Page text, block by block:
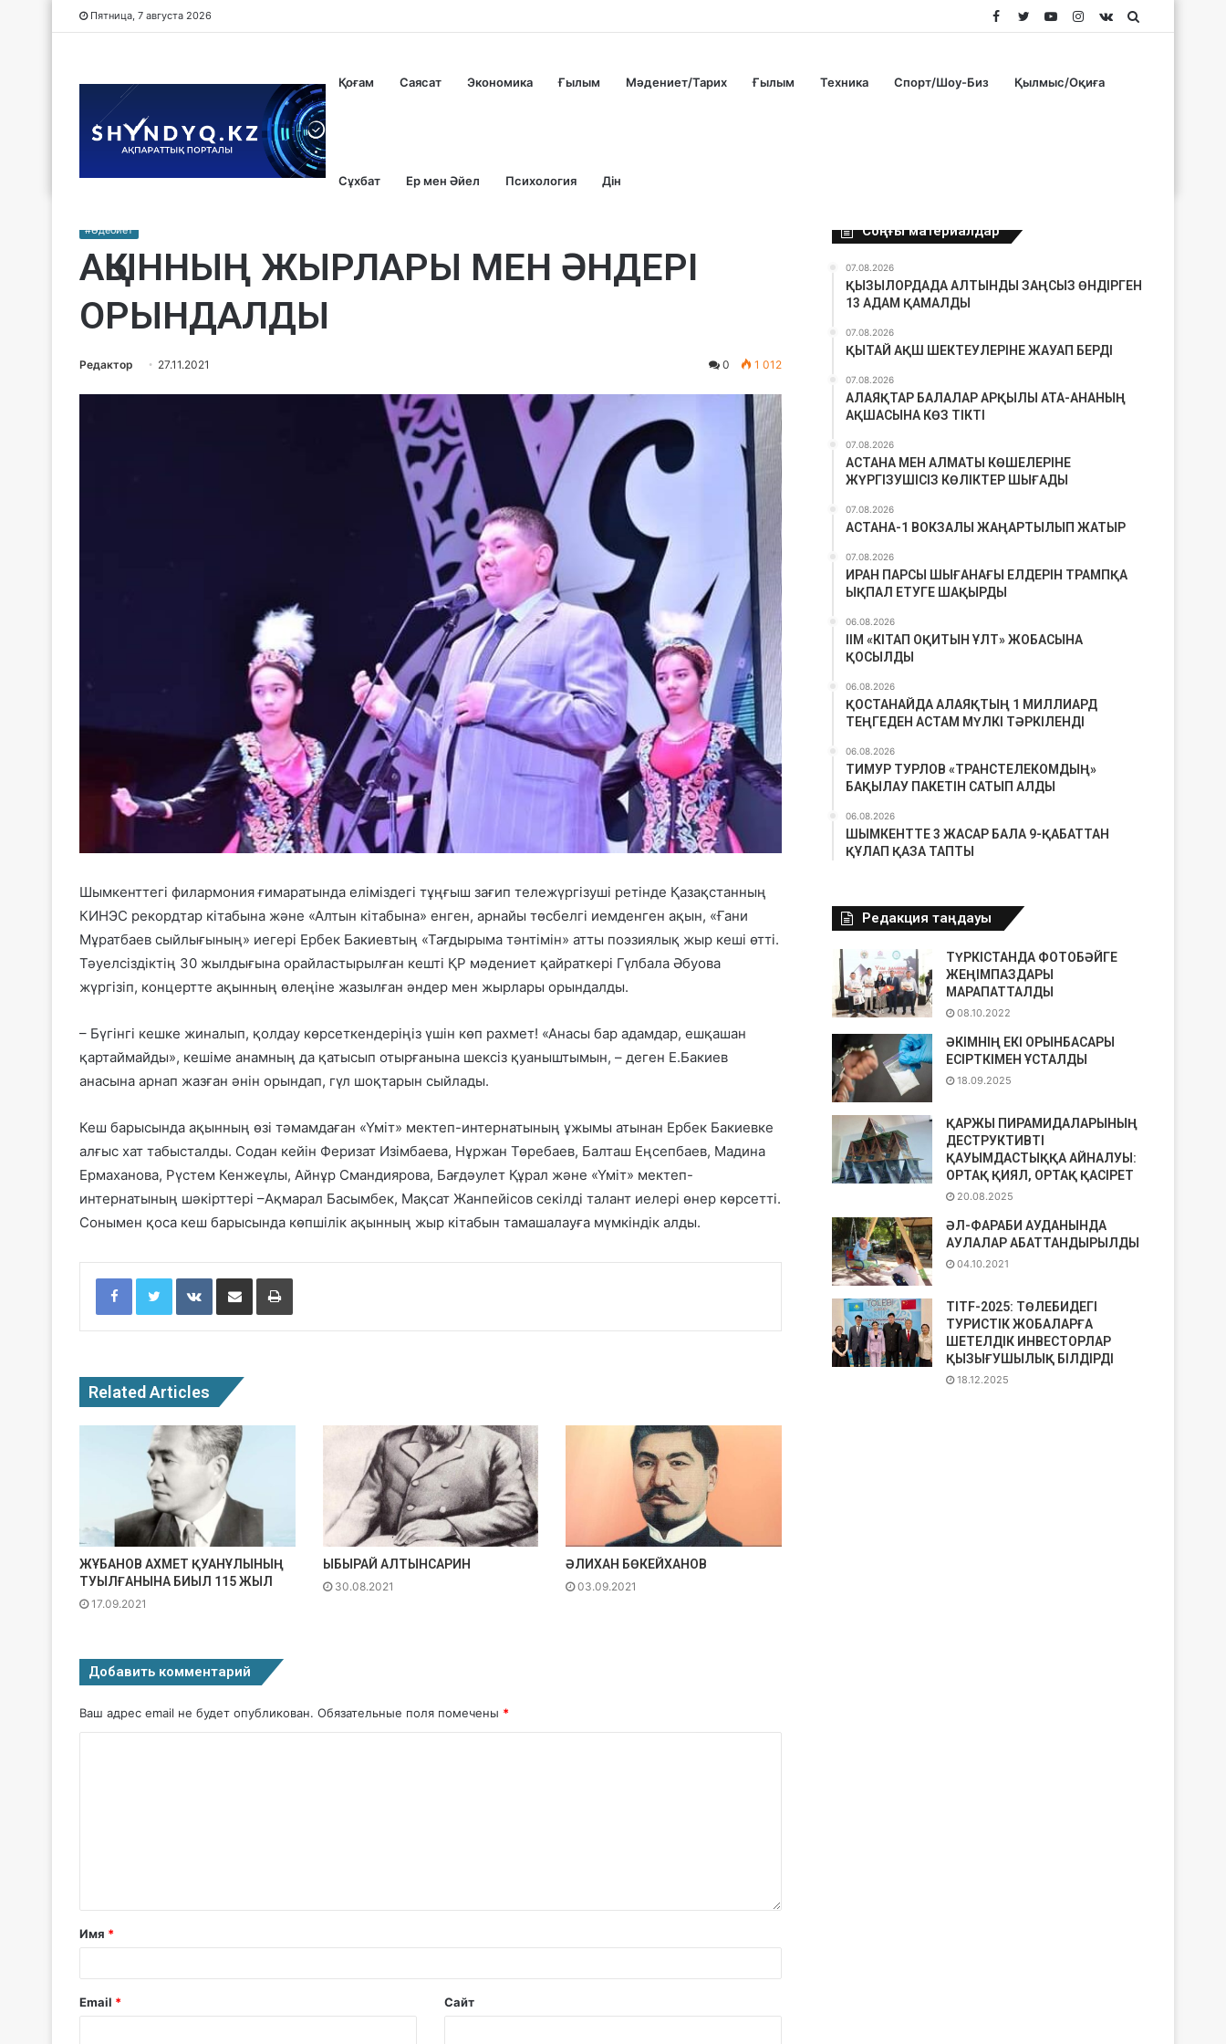
Пятница, 7 августа 2026 vk.com
Instagram
YouTube
Twitter
Facebook
Қоғам Саясат Экономика Ғылым Мәдениет/Тарих Ғылым Техника Спорт/Шоу-Биз Қылмыс/Оқиға
Сұхбат Ер мен Әйел Психология Дін
#Әдебиет
АҚЫННЫҢ ЖЫРЛАРЫ МЕН ӘНДЕРІ
ОРЫНДАЛДЫ
Редактор 27.11.2021 0 1 012
Шымкенттегі филармония ғимаратында еліміздегі тұңғыш зағип тележүргізуші ретінде Қазақстанның
КИНЭС рекордтар кітабына және «Алтын кітабына» енген, арнайы төсбелгі иемденген ақын, «Ғани
Мұратбаев сыйлығының» иегері Ербек Бакиевтың «Тағдырыма тәнтімін» атты поэзиялық жыр кеші өтті.
Тәуелсіздіктің 30 жылдығына орайластырылған кешті ҚР мәдениет қайраткері Гүлбала Әбуова
жүргізіп, концертте ақынның өлеңіне жазылған әндер мен жырлары орындалды.
– Бүгінгі кешке жиналып, қолдау көрсеткендеріңіз үшін көп рахмет! «Анасы бар адамдар, ешқашан
қартаймайды», кешіме анамның да қатысып отырғанына шексіз қуаныштымын, – деген Е.Бакиев
анасына арнап жазған әнін орындап, гүл шоқтарын сыйлады.
Кеш барысында ақынның өзі тәмамдаған «Үміт» мектеп-интернатының ұжымы атынан Ербек Бакиевке
алғыс хат табысталды. Содан кейін Феризат Изімбаева, Нұржан Төребаев, Балташ Еңсепбаев, Мадина
Ермаханова, Рүстем Кенжеұлы, Айнұр Смандиярова, Бағдәулет Құрал және «Үміт» мектеп-
интернатының шәкірттері –Ақмарал Басымбек, Мақсат Жанпейісов секілді талант иелері өнер көрсетті.
Сонымен қоса кеш барысында көпшілік ақынның жыр кітабын тамашалауға мүмкіндік алды.
Facebook Twitter VKontakte
Related Articles
ЖҰБАНОВ АХМЕТ ҚУАНҰЛЫНЫҢ
ТУЫЛҒАНЫНА БИЫЛ 115 ЖЫЛ
17.09.2021
ЫБЫРАЙ АЛТЫНСАРИН
30.08.2021
ӘЛИХАН БӨКЕЙХАНОВ
03.09.2021
Добавить комментарий
Ваш адрес email не будет опубликован. Обязательные поля помечены *
Имя *
Email * Сайт
Соңғы материалдар
07.08.2026
ҚЫЗЫЛОРДАДА АЛТЫНДЫ ЗАҢСЫЗ ӨНДІРГЕН
13 АДАМ ҚАМАЛДЫ
07.08.2026
ҚЫТАЙ АҚШ ШЕКТЕУЛЕРІНЕ ЖАУАП БЕРДІ
07.08.2026
АЛАЯҚТАР БАЛАЛАР АРҚЫЛЫ АТА-АНАНЫҢ
АҚШАСЫНА КӨЗ ТІКТІ
07.08.2026
АСТАНА МЕН АЛМАТЫ КӨШЕЛЕРІНЕ
ЖҮРГІЗУШІСІЗ КӨЛІКТЕР ШЫҒАДЫ
07.08.2026
АСТАНА-1 ВОКЗАЛЫ ЖАҢАРТЫЛЫП ЖАТЫР
07.08.2026
ИРАН ПАРСЫ ШЫҒАНАҒЫ ЕЛДЕРІН ТРАМПҚА
ЫҚПАЛ ЕТУГЕ ШАҚЫРДЫ
06.08.2026
ІІМ «КІТАП ОҚИТЫН ҰЛТ» ЖОБАСЫНА
ҚОСЫЛДЫ
06.08.2026
ҚОСТАНАЙДА АЛАЯҚТЫҢ 1 МИЛЛИАРД
ТЕҢГЕДЕН АСТАМ МҮЛКІ ТӘРКІЛЕНДІ
06.08.2026
ТИМУР ТУРЛОВ «ТРАНСТЕЛЕКОМДЫҢ»
БАҚЫЛАУ ПАКЕТІН САТЫП АЛДЫ
06.08.2026
ШЫМКЕНТТЕ 3 ЖАСАР БАЛА 9-ҚАБАТТАН
ҚҰЛАП ҚАЗА ТАПТЫ
Редакция таңдауы
ТҮРКІСТАНДА ФОТОБӘЙГЕ
ЖЕҢІМПАЗДАРЫ
МАРАПАТТАЛДЫ
08.10.2022
ӘКІМНІҢ ЕКІ ОРЫНБАСАРЫ
ЕСІРТКІМЕН ҰСТАЛДЫ
18.09.2025
ҚАРЖЫ ПИРАМИДАЛАРЫНЫҢ
ДЕСТРУКТИВТІ
ҚАУЫМДАСТЫҚҚА АЙНАЛУЫ:
ОРТАҚ ҚИЯЛ, ОРТАҚ ҚАСІРЕТ
20.08.2025
ӘЛ-ФАРАБИ АУДАНЫНДА
АУЛАЛАР АБАТТАНДЫРЫЛДЫ
04.10.2021
TITF-2025: ТӨЛЕБИДЕГІ
ТУРИСТІК ЖОБАЛАРҒА
ШЕТЕЛДІК ИНВЕСТОРЛАР
ҚЫЗЫҒУШЫЛЫҚ БІЛДІРДІ
18.12.2025